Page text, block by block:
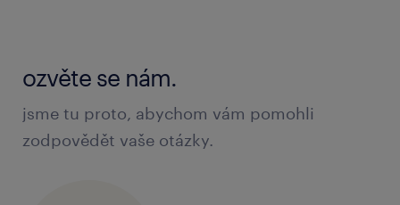
kg
what we offer
ozvěte se nám.
jsme tu proto, abychom vám pomohli
zodpovědět vaše otázky.